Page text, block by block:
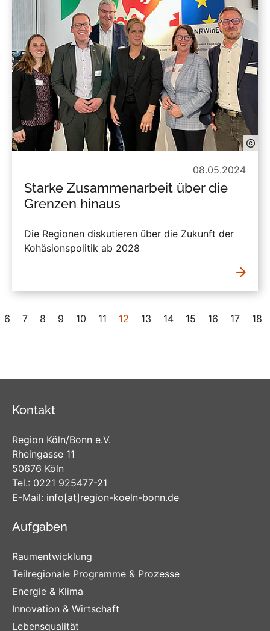
08.05.2024
Starke Zusammenarbeit über die
Grenzen hinaus
Die Regionen diskutieren über die Zukunft der
Kohäsionspolitik ab 2028
6 7 8 9 10 11 12 13 14 15 16 17 18
Kontakt
Region Köln/Bonn e.V.
Rheingasse 11
50676 Köln
Tel.: 0221 925477-21
E-Mail: info[at]region-koeln-bonn.de
Aufgaben
Raumentwicklung
Teilregionale Programme & Prozesse
Energie & Klima
Innovation & Wirtschaft
Lebensqualität